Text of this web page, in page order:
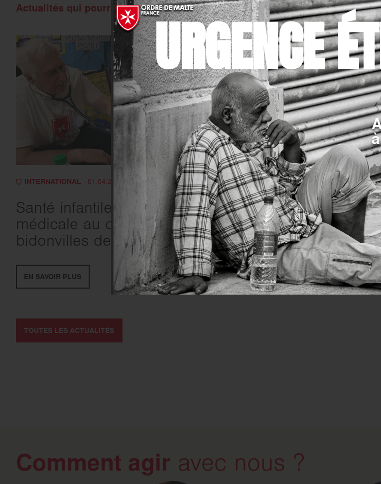
Actualités qui pourraient vous intéresser
INTERNATIONAL - 01.04.2026
Santé infantile : mission
médicale au cœur des
bidonvilles de Manille
EN SAVOIR PLUS
INTERNATIONAL- 16.03.2026
Cameroun : l’Hôpital
Jean de Malte
deux partenariats
de meilleurs soins
EN SAVOIR PLUS
TOUTES LES ACTUALITÉS
Comment agir avec nous ?
URGENCE